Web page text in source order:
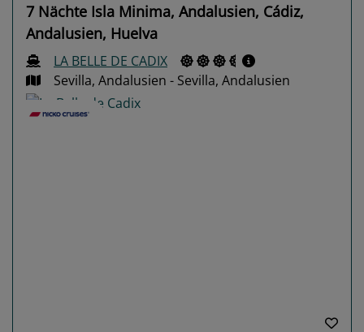
7 Nächte Isla Minima, Andalusien, Cádiz,
Andalusien, Huelva
LA BELLE DE CADIX
Sevilla, Andalusien - Sevilla, Andalusien